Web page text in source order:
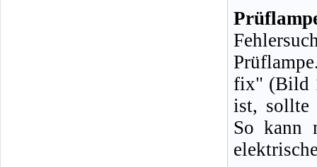
fix" (Bild
ist, sollte
So kann